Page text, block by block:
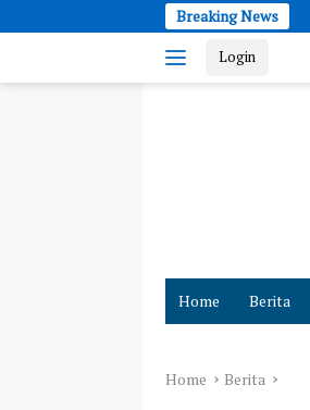
to
Breaking News
Sambut
Login
Home Berita
Home Berita